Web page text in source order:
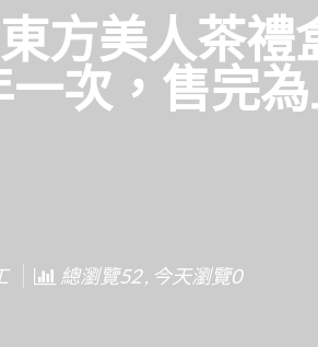
方美人茶禮
次，售完
總瀏覽52 , 今天瀏覽0